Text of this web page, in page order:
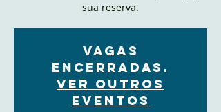
sua reserva.
VAGAS
ENCERRADAS.
Ver outros
eventos